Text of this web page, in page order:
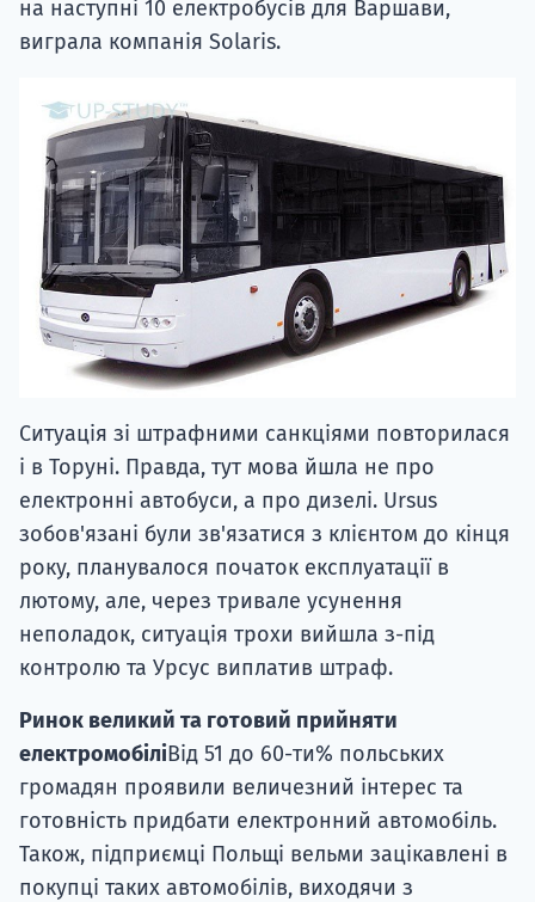
на наступні 10 електробусів для Варшави,
виграла компанія Solaris.
Ситуація зі штрафними санкціями повторилася
і в Торуні. Правда, тут мова йшла не про
електронні автобуси, а про дизелі. Ursus
зобов'язані були зв'язатися з клієнтом до кінця
року, планувалося початок експлуатації в
лютому, але, через тривале усунення
неполадок, ситуація трохи вийшла з-під
контролю та Урсус виплатив штраф.
Ринок великий та готовий прийняти
електромобіліВід 51 до 60-ти% польських
громадян проявили величезний інтерес та
готовність придбати електронний автомобіль.
Також, підприємці Польщі вельми зацікавлені в
покупці таких автомобілів, виходячи з